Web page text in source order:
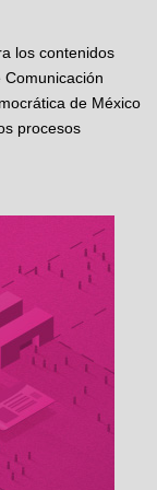
los contenidos
de México
procesos